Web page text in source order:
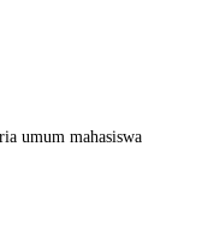
umum mahasiswa